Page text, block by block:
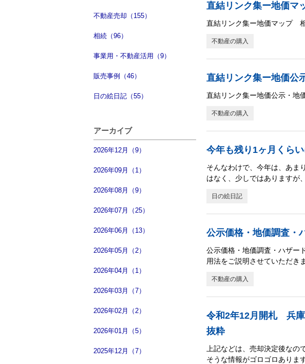
不動産売却（155）
相続（96）
事業用・不動産活用（9）
販売事例（46）
日の絵日記（55）
アーカイブ
2026年12月（9）
2026年09月（1）
2026年08月（9）
2026年07月（25）
2026年06月（13）
2026年05月（2）
2026年04月（1）
2026年03月（7）
2026年02月（2）
2026年01月（5）
2025年12月（7）
直結リンク集ー地価
直結リンク集ー地価マップ
不動産の購入
直結リンク集ー地価公
直結リンク集ー地価公示・地
不動産の購入
今年も残り1ヶ月くらい
そんなわけで、今年は、あま
はなく、少しではありますが
日の絵日記
公示価格・地価調査・
公示価格・地価調査・ハザー
用法をご説明させていただき
不動産の購入
令和2年12月開札 兵
抜粋
上記などは、売却決定後な
そうな情報がゴロゴロあり